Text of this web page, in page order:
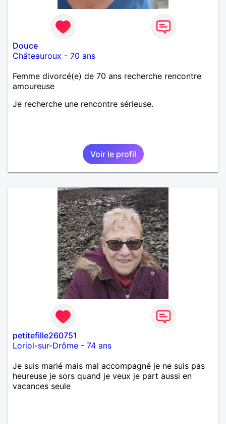
Douce
Châteauroux - 70 ans
Femme divorcé(e) de 70 ans recherche rencontre
amoureuse
Je recherche une rencontre sérieuse.
Voir le profil
petitefille260751
Loriol-sur-Drôme - 74 ans
Je suis marié mais mal accompagné je ne suis pas
heureuse je sors quand je veux je part aussi en
vacances seule